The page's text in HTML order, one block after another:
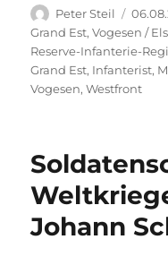
Autor
Peter Steil
am
Grand Est,Vogesen /
Reserve-Infanterie-
Grand Est, Infanterist,
Vogesen,Westfront
Johann